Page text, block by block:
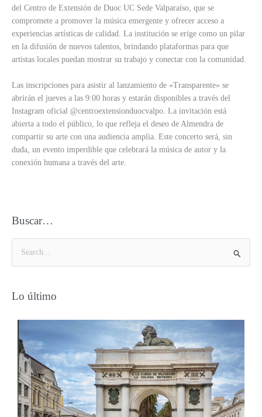
del Centro de Extensión de Duoc UC Sede Valparaíso, que se
compromete a promover la música emergente y ofrecer acceso a
experiencias artísticas de calidad. La institución se erige como un pilar
en la difusión de nuevos talentos, brindando plataformas para que
artistas locales puedan mostrar su trabajo y conectar con la comunidad.
Las inscripciones para asistir al lanzamiento de «Transparente» se
abrirán el jueves a las 9:00 horas y estarán disponibles a través del
Instagram oficial @centroextensionduocvalpo. La invitación está
abierta a todo el público, lo que refleja el deseo de Almendra de
compartir su arte con una audiencia amplia. Este concerto será, sin
duda, un evento imperdible que celebrará la música de autor y la
conexión humana a través del arte.
Buscar…
c
Lo último